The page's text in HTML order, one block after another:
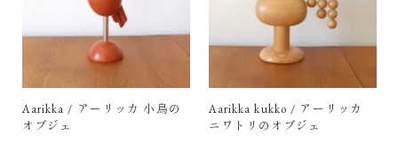
Aarikka / アーリッカ 小鳥の
オブジェ
Aarikka kukko / アーリッカ
ニワトリのオブジェ